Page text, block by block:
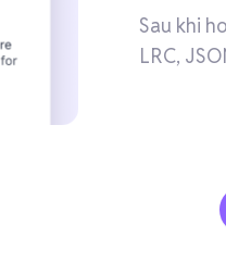
Sau khi
LRC,